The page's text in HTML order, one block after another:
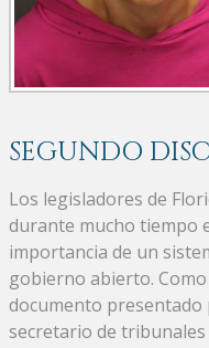
SEGUNDO
Los legisladores de
durante mucho tiempo
importancia de un
gobierno abierto.
documento presentado
secretario de